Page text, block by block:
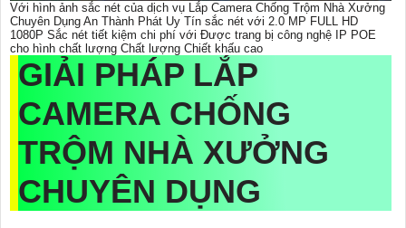
Với hình ảnh sắc nét của dịch vụ Lắp Camera Chống Trộm Nhà Xưởng
Chuyên Dụng An Thành Phát Uy Tín sắc nét với 2.0 MP FULL HD
1080P Sắc nét tiết kiệm chi phí với Được trang bị công nghệ IP POE
cho hình chất lượng Chất lượng Chiết khấu cao
GIẢI PHÁP LẮP
CAMERA CHỐNG
TRỘM NHÀ XƯỞNG
CHUYÊN DỤNG